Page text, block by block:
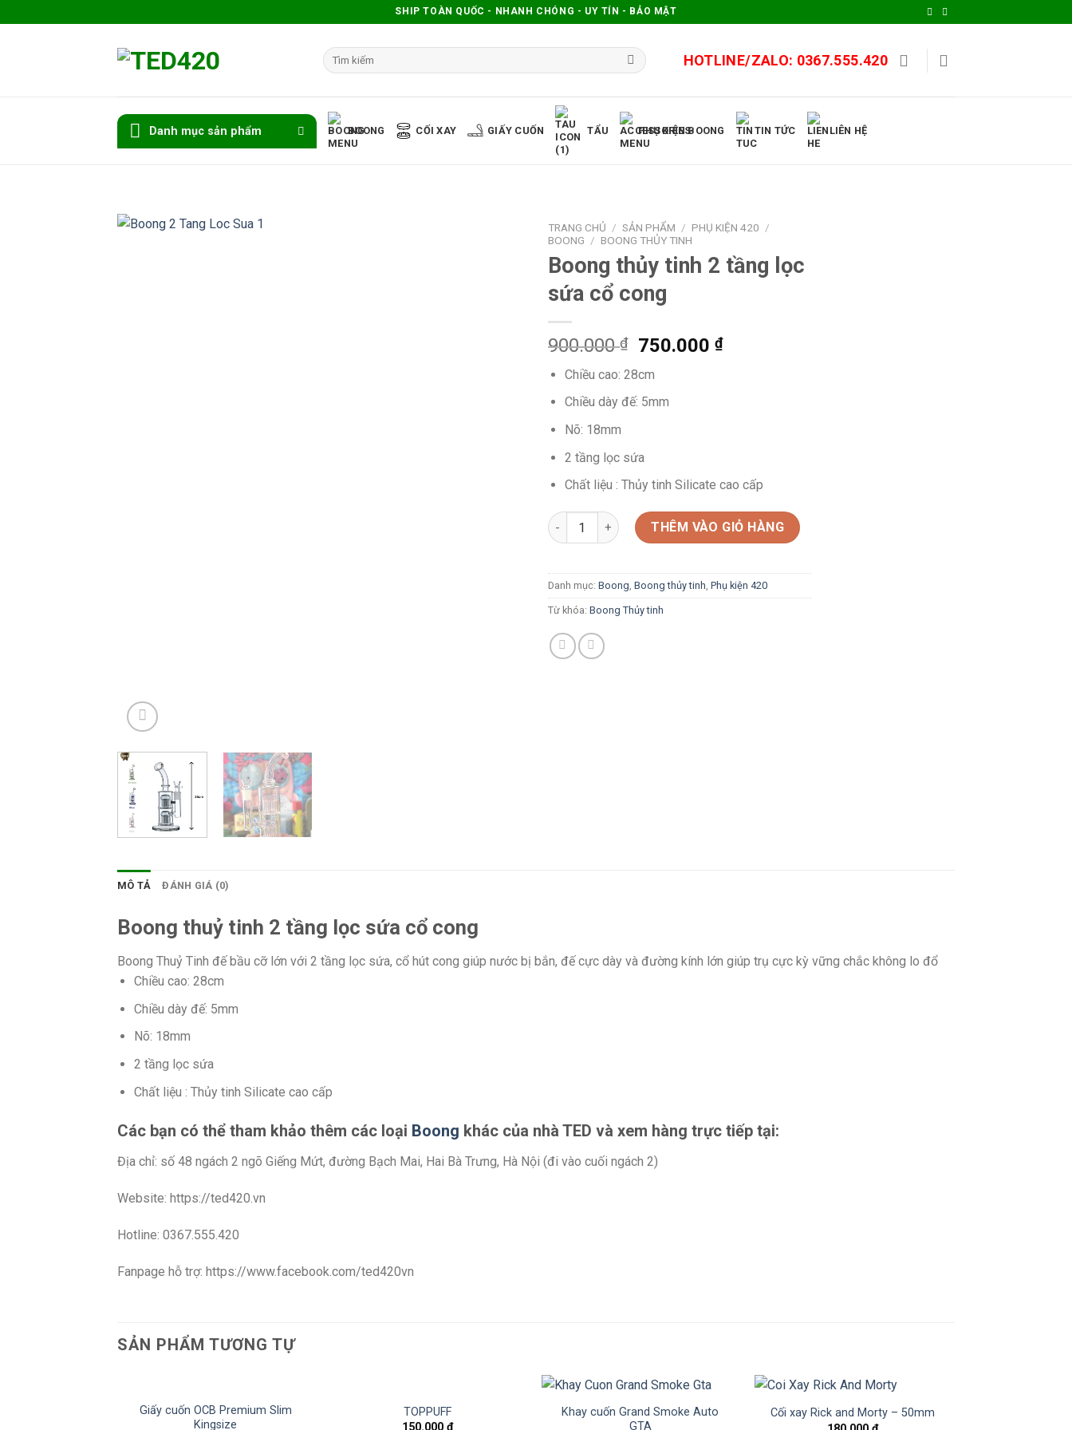
to
SHIP TOÀN QUỐC - NHANH CHÓNG - UY TÍN - BẢO MẬT
Tìm
kiếm:
HOTLINE/ZALO: 0367.555.420
Danh mục sản phẩm BOONG CỐI XAY GIẤY CUỐN TẨU PHỤ KIỆN BOONG TIN TỨC LIÊN HỆ
TRANG CHỦ / SẢN PHẨM / PHỤ KIỆN 420 /
BOONG / BOONG THỦY TINH
Boong thủy tinh 2 tầng lọc
sứa cổ cong
900.000₫ 750.000₫
Chiều cao: 28cm
Chiều dày đế: 5mm
Nõ: 18mm
2 tầng lọc sứa
Chất liệu : Thủy tinh Silicate cao cấp
Boong thủy tinh 2 tầng lọc sứa cổ cong số lượng
THÊM VÀO GIỎ HÀNG
Danh mục: Boong Boong thủy tinh Phụ kiện 420
Từ khóa: Boong Thủy tinh
MÔ TẢ ĐÁNH GIÁ (0)
Boong thuỷ tinh 2 tầng lọc sứa cổ cong
Boong Thuỷ Tinh đế bầu cỡ lớn với 2 tầng lọc sứa, cổ hút cong giúp nước bị bắn, đế cực dày và đường kính lớn giúp trụ cực kỳ vững chắc không lo đổ
Chiều cao: 28cm
Chiều dày đế: 5mm
Nõ: 18mm
2 tầng lọc sứa
Chất liệu : Thủy tinh Silicate cao cấp
Các bạn có thể tham khảo thêm các loại Boong khác của nhà TED và xem hàng trực tiếp tại:
Địa chỉ: số 48 ngách 2 ngõ Giếng Mứt, đường Bạch Mai, Hai Bà Trưng, Hà Nội (đi vào cuối ngách 2)
Website: https://ted420.vn
Hotline: 0367.555.420
Fanpage hỗ trợ: https://www.facebook.com/ted420vn
SẢN PHẨM TƯƠNG TỰ
HẾT HÀNG
Giấy cuốn OCB Premium Slim
Kingsize
TOPPUFF
Khay cuốn Grand Smoke Auto
GTA
Cối xay Rick and Morty – 50mm